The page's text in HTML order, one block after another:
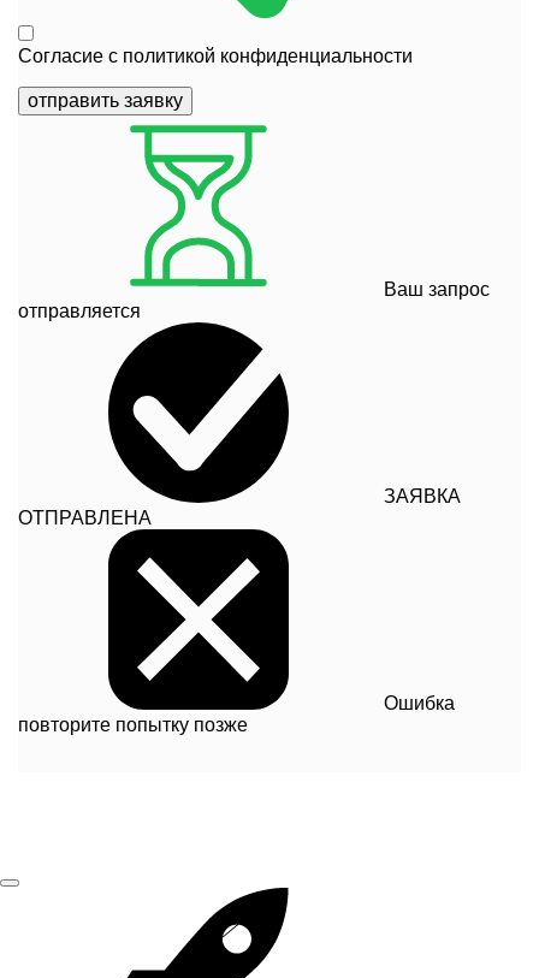
Согласие с политикой конфиденциальности
отправить заявку
Ваш запрос
отправляется
ЗАЯВКА
ОТПРАВЛЕНА
Ошибка
повторите попытку позже